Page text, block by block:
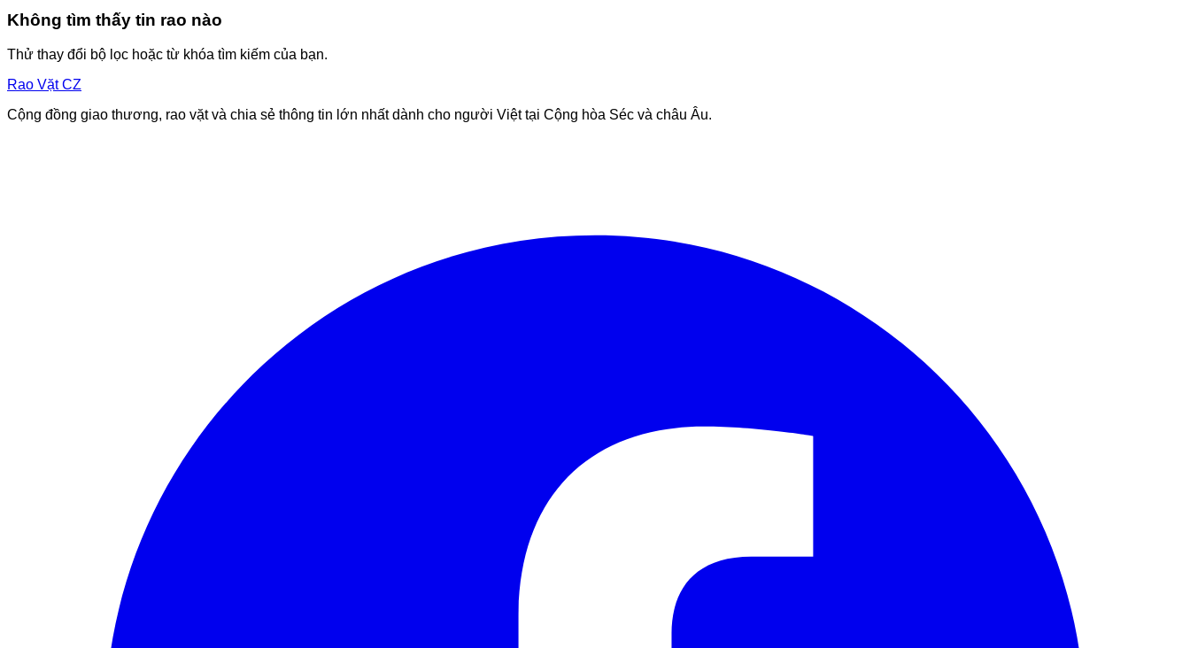
Không tìm thấy tin rao nào
Thử thay đổi bộ lọc hoặc từ khóa tìm kiếm của bạn.
Rao VặtCZ
Cộng đồng giao thương, rao vặt và chia sẻ thông tin lớn nhất dành cho người Việt tại Cộng hòa Séc và châu Âu.